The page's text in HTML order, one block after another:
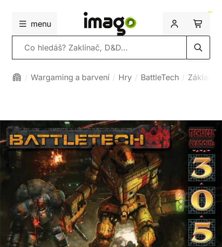
menu
Vyhledávání
Wargaming a barvení Hry BattleTech